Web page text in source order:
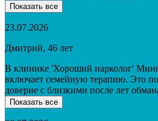
Показать все
23.07.2026
Дмитрий, 46 лет
В клинике 'Хороший нарколог'
включает семейную терапию. Это
доверие с близкими после лет
Показать все